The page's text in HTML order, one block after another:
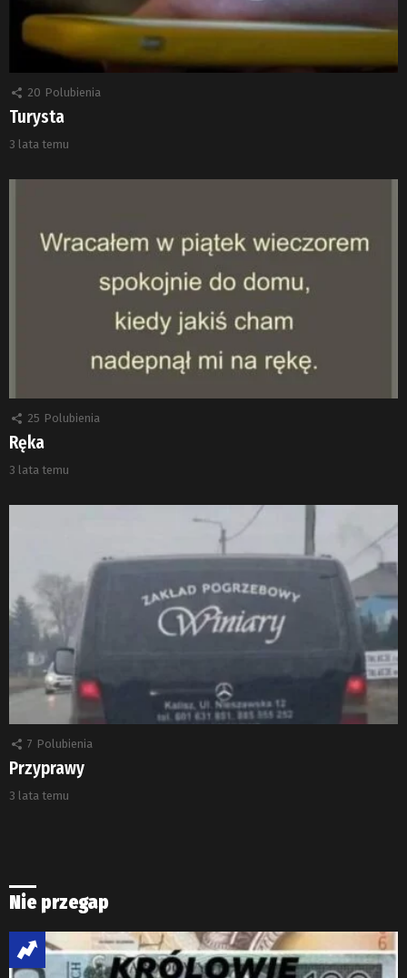
20 Polubienia
Turysta
3 lata temu
25 Polubienia
Ręka
3 lata temu
7 Polubienia
Przyprawy
3 lata temu
Nie przegap